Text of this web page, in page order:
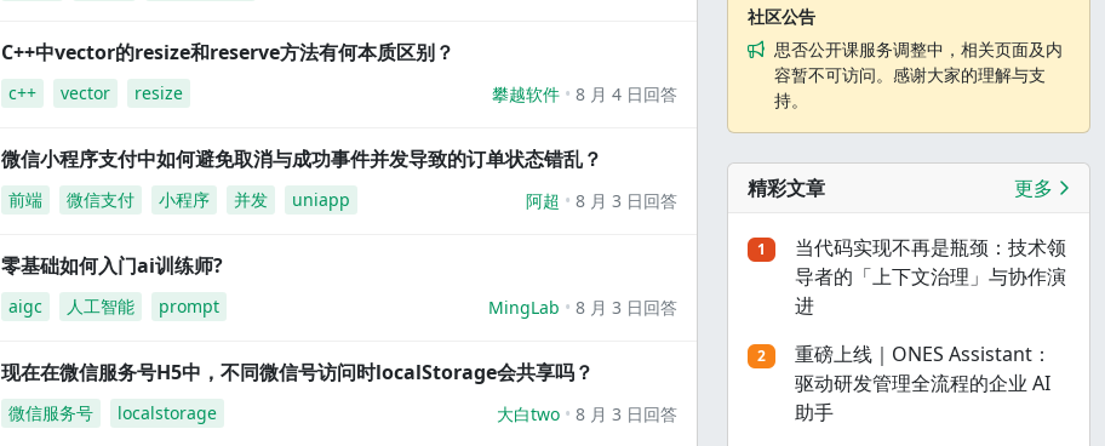
C++中vector的resize和reserve方法有何本质区别？
c++ vector resize 攀越软件 8 月 4 日回答
微信小程序支付中如何避免取消与成功事件并发导致的订单状态错乱？
前端 微信支付 小程序 并发 uniapp 阿超 8 月 3 日回答
零基础如何入门ai训练师?
aigc 人工智能 prompt MingLab 8 月 3 日回答
现在在微信服务号H5中，不同微信号访问时localStorage会共享吗？
微信服务号 localstorage 大白two 8 月 3 日回答
社区公告
思否公开课服务调整中，相关页面及内
容暂不可访问。感谢大家的理解与支
持。
精彩文章 更多
1
当代码实现不再是瓶颈：技术领
导者的「上下文治理」与协作演
进
2
重磅上线｜ONES Assistant：
驱动研发管理全流程的企业 AI
助手